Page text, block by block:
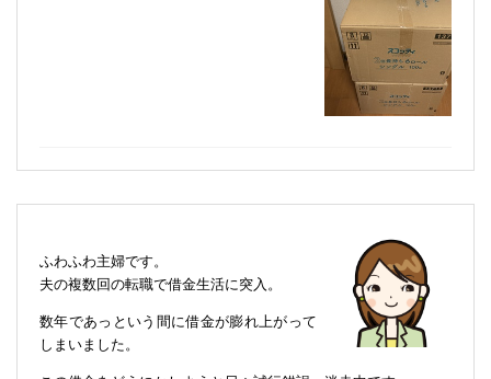
ふわふわ主婦です。
夫の複数回の転職で借金生活に突入。
数年であっという間に借金が膨れ上がって
しまいました。